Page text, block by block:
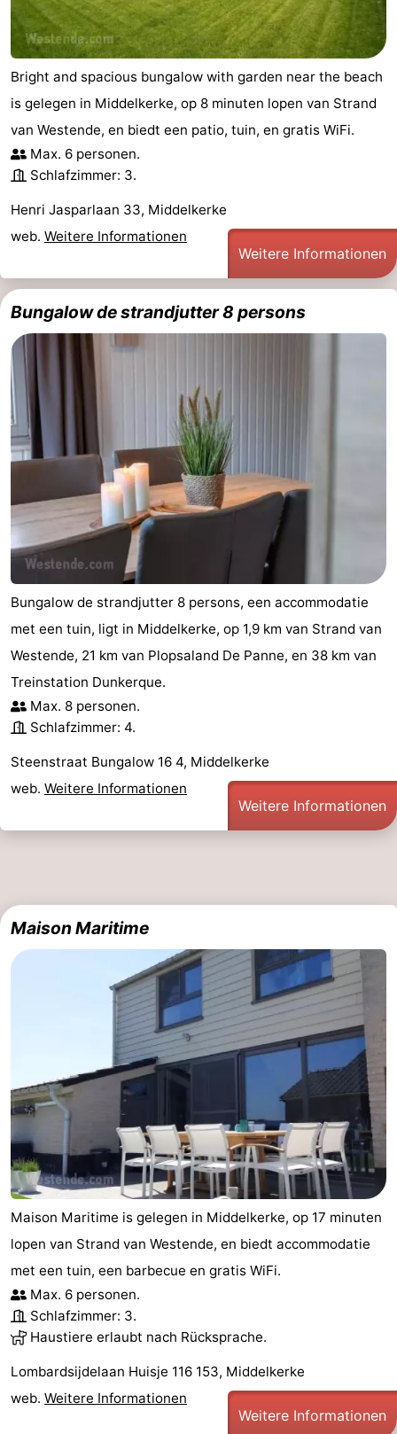
Bright and spacious bungalow with garden near the beach
is gelegen in Middelkerke, op 8 minuten lopen van Strand
van Westende, en biedt een patio, tuin, en gratis WiFi.
Max. 6 personen.
Schlafzimmer: 3.
Henri Jasparlaan 33, Middelkerke
web. Weitere Informationen
Weitere Informationen
Bungalow de strandjutter 8 persons
Bungalow de strandjutter 8 persons, een accommodatie
met een tuin, ligt in Middelkerke, op 1,9 km van Strand van
Westende, 21 km van Plopsaland De Panne, en 38 km van
Treinstation Dunkerque.
Max. 8 personen.
Schlafzimmer: 4.
Steenstraat Bungalow 16 4, Middelkerke
web. Weitere Informationen
Weitere Informationen
Maison Maritime
Maison Maritime is gelegen in Middelkerke, op 17 minuten
lopen van Strand van Westende, en biedt accommodatie
met een tuin, een barbecue en gratis WiFi.
Max. 6 personen.
Schlafzimmer: 3.
Haustiere erlaubt nach Rücksprache.
Lombardsijdelaan Huisje 116 153, Middelkerke
web. Weitere Informationen
Weitere Informationen